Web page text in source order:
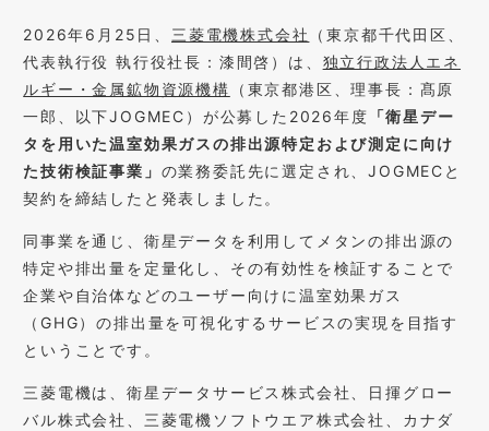
2026年6月25日、 三菱電機株式会社
（東京都千代田区、
代表執行役 執行役社長：漆間啓）は、 独立行政法人エネ
ルギー・金属鉱物資源機構
（東京都港区、理事長：髙原
一郎、以下JOGMEC）が公募した2026年度 「衛星デー
タを用いた温室効果ガスの排出源特定および測定に向け
た技術検証事業」 の業務委託先に選定され、JOGMECと
契約を締結したと発表しました。
同事業を通じ、衛星データを利用してメタンの排出源の
特定や排出量を定量化し、その有効性を検証することで
企業や自治体などのユーザー向けに温室効果ガス
（GHG）の排出量を可視化するサービスの実現を目指す
ということです。
三菱電機は、衛星データサービス株式会社、日揮グロー
バル株式会社、三菱電機ソフトウエア株式会社、カナダ